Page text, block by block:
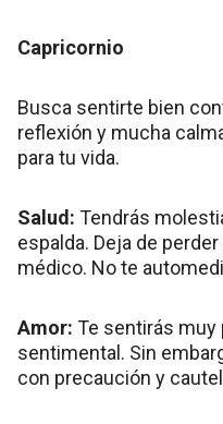
Capricornio
Busca sentirte bien
reflexión y mucha
para tu vida.
Salud: Tendrás
espalda. Deja de
médico. No te
Amor: Te sentirás muy
sentimental. Sin
con precaución y